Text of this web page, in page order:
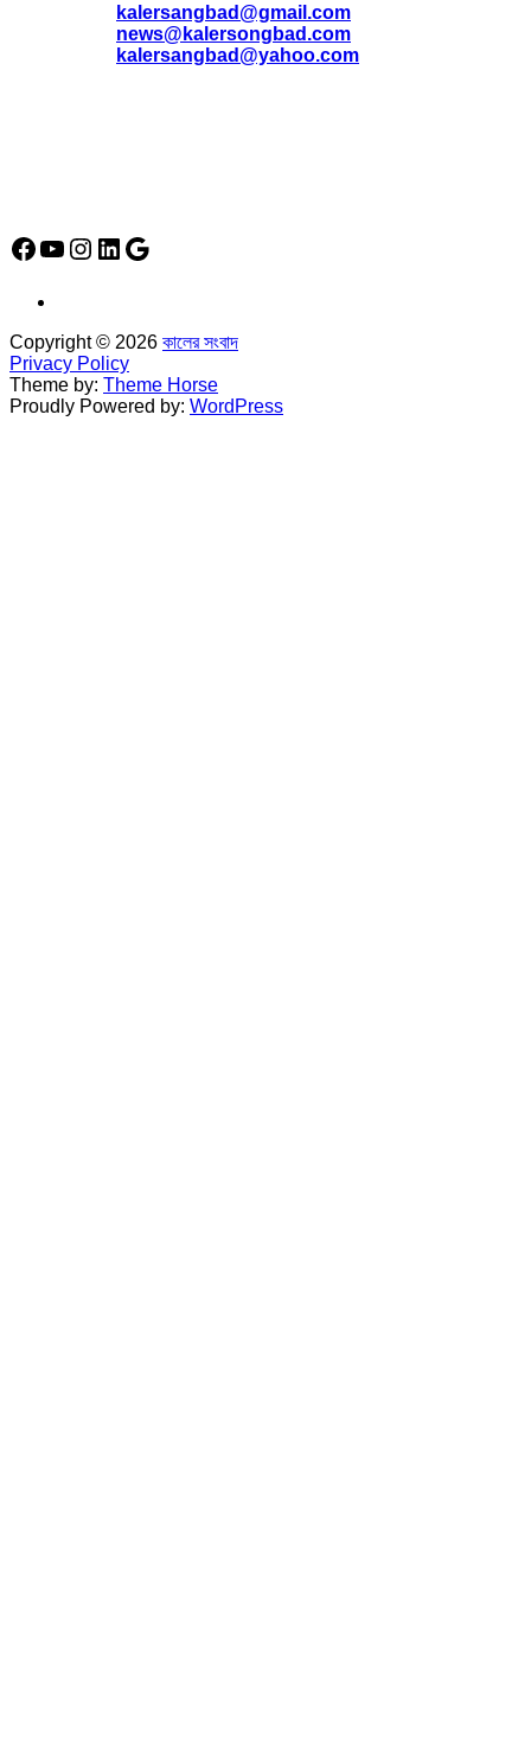
kalersangbad@gmail.com
news@kalersongbad.com
kalersangbad@yahoo.com
Facebook
YouTube
Instagram
LinkedIn
Google
Copyright © 2026 কালের সংবাদ
Privacy Policy
Theme by: Theme Horse
Proudly Powered by: WordPress